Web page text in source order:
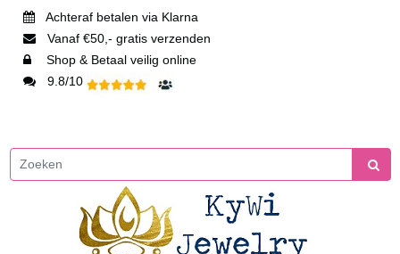
Achteraf betalen via Klarna
Vanaf €50,- gratis verzenden
Shop & Betaal veilig online
9.8/10